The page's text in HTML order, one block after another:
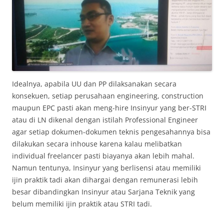
Idealnya, apabila UU dan PP dilaksanakan secara
konsekuen, setiap perusahaan engineering, construction
maupun EPC pasti akan meng-hire Insinyur yang ber-STRI
atau di LN dikenal dengan istilah Professional Engineer
agar setiap dokumen-dokumen teknis pengesahannya bisa
dilakukan secara inhouse karena kalau melibatkan
individual freelancer pasti biayanya akan lebih mahal.
Namun tentunya, Insinyur yang berlisensi atau memiliki
ijin praktik tadi akan dihargai dengan remunerasi lebih
besar dibandingkan Insinyur atau Sarjana Teknik yang
belum memiliki ijin praktik atau STRI tadi.